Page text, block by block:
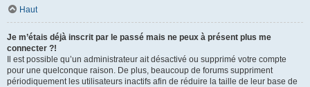
Haut
Je m’étais déjà inscrit par le passé mais ne peux à présent plus me
connecter ?!
Il est possible qu’un administrateur ait désactivé ou supprimé votre compte
pour une quelconque raison. De plus, beaucoup de forums suppriment
périodiquement les utilisateurs inactifs afin de réduire la taille de leur base de